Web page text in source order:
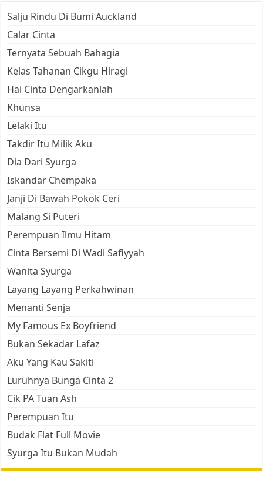
Salju Rindu Di Bumi Auckland
Calar Cinta
Ternyata Sebuah Bahagia
Kelas Tahanan Cikgu Hiragi
Hai Cinta Dengarkanlah
Khunsa
Lelaki Itu
Takdir Itu Milik Aku
Dia Dari Syurga
Iskandar Chempaka
Janji Di Bawah Pokok Ceri
Malang Si Puteri
Perempuan Ilmu Hitam
Cinta Bersemi Di Wadi Safiyyah
Wanita Syurga
Layang Layang Perkahwinan
Menanti Senja
My Famous Ex Boyfriend
Bukan Sekadar Lafaz
Aku Yang Kau Sakiti
Luruhnya Bunga Cinta 2
Cik PA Tuan Ash
Perempuan Itu
Budak Flat Full Movie
Syurga Itu Bukan Mudah